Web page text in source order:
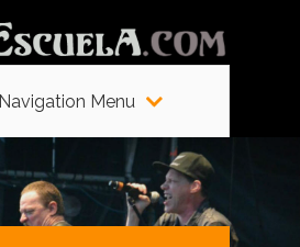
Navigation Menu